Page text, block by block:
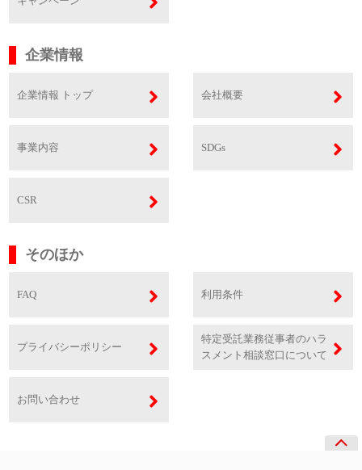
企業情報
企業情報 トップ 会社概要
事業内容 SDGs
CSR
そのほか
FAQ 利用条件
プライバシーポリシー
特定受託業務従事者のハラ
スメント相談窓口について
お問い合わせ